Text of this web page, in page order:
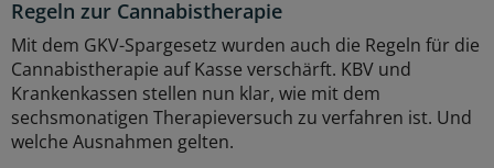
Regeln zur Cannabistherapie
Mit dem GKV-Spargesetz wurden auch die Regeln für die
Cannabistherapie auf Kasse verschärft. KBV und
Krankenkassen stellen nun klar, wie mit dem
sechsmonatigen Therapieversuch zu verfahren ist. Und
welche Ausnahmen gelten.